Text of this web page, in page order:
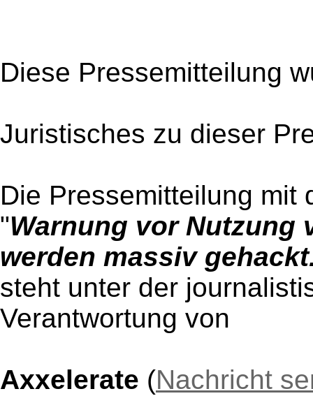
Diese Pressemitteilung
Juristisches zu dieser
Die Pressemitteilung mit
"Warnung vor Nutzung
werden massiv
steht unter der
Verantwortung von
Axxelerate (Nachricht